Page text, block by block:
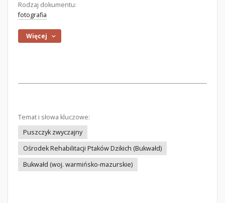
Rodzaj dokumentu:
fotografia
Więcej
Temat i słowa kluczowe:
Puszczyk zwyczajny
Ośrodek Rehabilitacji Ptaków Dzikich (Bukwałd)
Bukwałd (woj. warmińsko-mazurskie)